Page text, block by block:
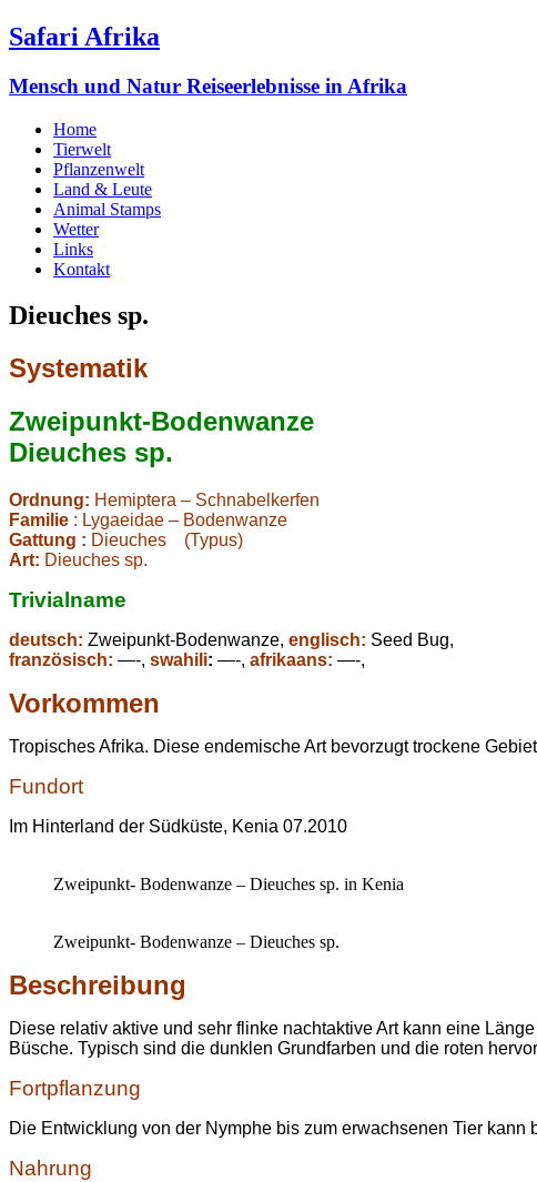
Safari Afrika
Mensch und Natur Reiseerlebnisse in Afrika
Home
Tierwelt
Pflanzenwelt
Land & Leute
Animal Stamps
Wetter
Links
Kontakt
Dieuches sp.
Systematik
Zweipunkt-Bodenwanze
Dieuches sp.
Ordnung: Hemiptera – Schnabelkerfen
Familie : Lygaeidae – Bodenwanze
Gattung : Dieuches (Typus)
Art: Dieuches sp.
Trivialname
deutsch: Zweipunkt-Bodenwanze, englisch: Seed Bug,
französisch: —-, swahili: —-, afrikaans: —-,
Vorkommen
Tropisches Afrika. Diese endemische Art bevorzugt trockene
Fundort
Im Hinterland der Südküste, Kenia 07.2010
Zweipunkt- Bodenwanze – Dieuches sp. in Kenia
Zweipunkt- Bodenwanze – Dieuches sp.
Beschreibung
Diese relativ aktive und sehr flinke nachtaktive Art kann eine
Büsche. Typisch sind die dunklen Grundfarben und die roten
Fortpflanzung
Die Entwicklung von der Nymphe bis zum erwachsenen Tier kann
Nahrung